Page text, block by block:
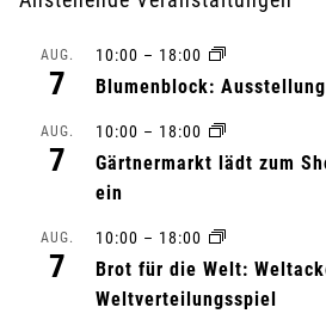
AUG.
7
10:00 – 18:00
Blumenblock:
AUG.
7
10:00 – 18:00
Gärtnermarkt lädt zum
ein
AUG.
7
10:00 – 18:00
Brot für die Welt:
Weltverteilungsspiel